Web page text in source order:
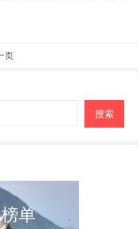
页
搜索
单